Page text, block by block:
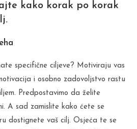
kako korak po korak
specifične ciljeve? Motiviraju vas
i osobno zadovoljstvo rastu
Predpostavimo da želite
A sad zamislite kako ćete se
dostignete vaš cilj. Osjeća te se